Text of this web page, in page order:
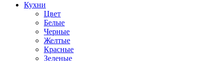
Кухни
Цвет
Белые
Черные
Желтые
Красные
Зеленые